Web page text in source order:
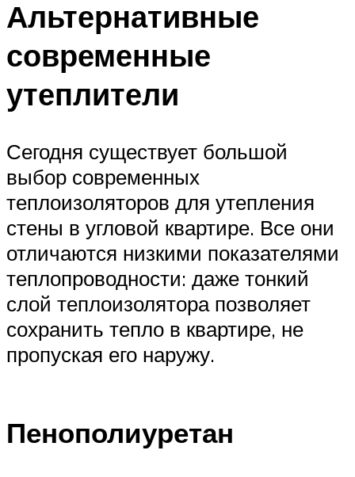
Альтернативные
современные
утеплители
Сегодня существует большой
выбор современных
теплоизоляторов для утепления
стены в угловой квартире. Все они
отличаются низкими показателями
теплопроводности: даже тонкий
слой теплоизолятора позволяет
сохранить тепло в квартире, не
пропуская его наружу.
Пенополиуретан